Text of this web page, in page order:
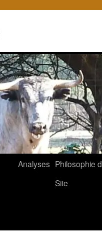
Analyses Philosophie
Site